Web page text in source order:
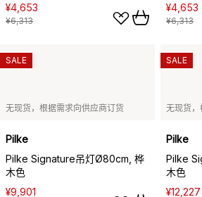
¥4,653
¥6,313
¥4,653
¥6,313
无现货，根据需求向供应商订货
Pilke
Pilke Signature吊灯Ø80cm, 桦
木色
¥9,901
SALE
无现货
Pilke
Pilke
木色
¥12,227
SALE